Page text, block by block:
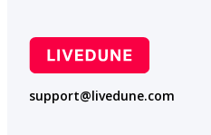
support@livedune.com